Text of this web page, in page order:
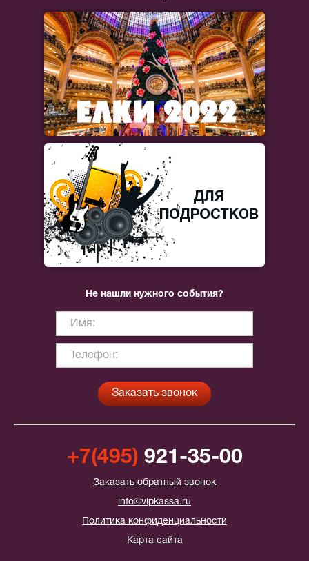
Не нашли нужного события?
+7(495) 921-35-00
Заказать обратный звонок
info@vipkassa.ru
Политика конфиденциальности
Карта сайта